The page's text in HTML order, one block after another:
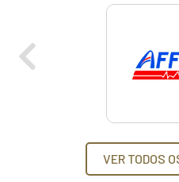
VER TODOS